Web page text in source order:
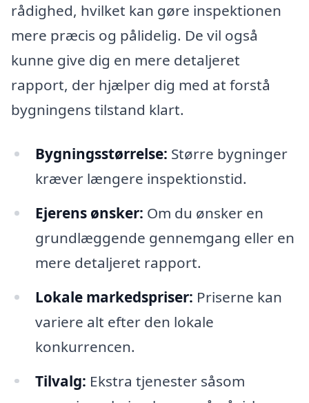
rådighed, hvilket kan gøre inspektionen
mere præcis og pålidelig. De vil også
kunne give dig en mere detaljeret
rapport, der hjælper dig med at forstå
bygningens tilstand klart.
Bygningsstørrelse: Større bygninger
kræver længere inspektionstid.
Ejerens ønsker: Om du ønsker en
grundlæggende gennemgang eller en
mere detaljeret rapport.
Lokale markedspriser: Priserne kan
variere alt efter den lokale
konkurrencen.
Tilvalg: Ekstra tjenester såsom